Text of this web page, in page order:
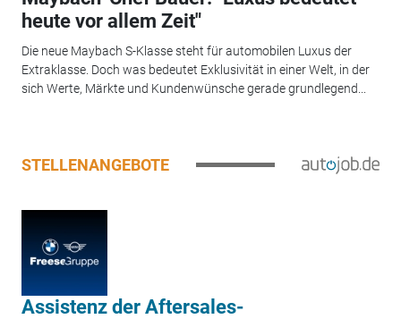
heute vor allem Zeit"
Die neue Maybach S-Klasse steht für automobilen Luxus der
Extraklasse. Doch was bedeutet Exklusivität in einer Welt, in der
sich Werte, Märkte und Kundenwünsche gerade grundlegend...
STELLENANGEBOTE
Assistenz der Aftersales-